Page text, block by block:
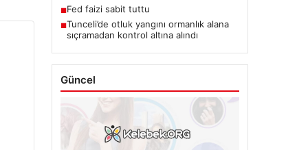
■Fed faizi sabit tuttu
■Tunceli’de otluk yangını ormanlık alana
sıçramadan kontrol altına alındı
Güncel